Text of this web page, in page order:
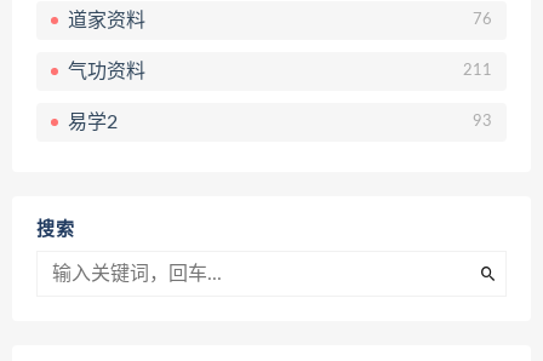
道家资料 76
气功资料 211
易学2 93
搜索